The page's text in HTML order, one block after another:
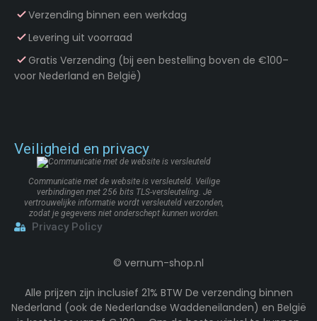
Verzending binnen een werkdag
Levering uit voorraad
Gratis Verzending (bij een bestelling boven de €100–
voor Nederland en België)
Veiligheid en privacy
Communicatie met de website is versleuteld. Veilige
verbindingen met 256 bits TLS-versleuteling. Je
vertrouwelijke informatie wordt versleuteld verzonden,
zodat je gegevens niet onderschept kunnen worden.
Privacy Policy
© vernum-shop.nl
Alle prijzen zijn inclusief 21% BTW De verzending binnen
Nederland (ook de Nederlandse Waddeneilanden) en België